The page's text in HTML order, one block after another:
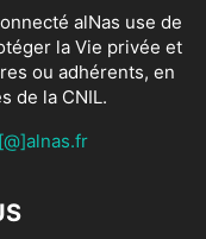
alNas use de
la Vie privée et
ou adhérents, en
de la CNIL.